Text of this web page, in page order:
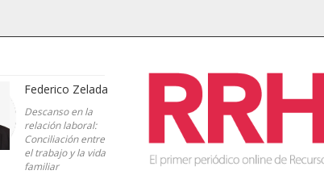
Federico Zelada
Descanso en la
relación laboral:
Conciliación entre
el trabajo y la vida
familiar